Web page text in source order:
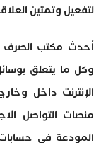
لتفعيل وتمتين
أحدث مكتب الصرف
وكل ما يتعلق
الإنترنت داخل
منصات التواصل
المودعة في حسابات